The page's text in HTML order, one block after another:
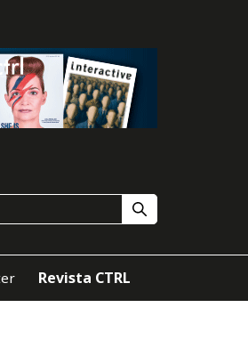
Revista CTRL